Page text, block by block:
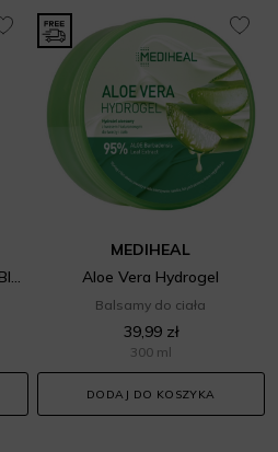
Derma Synergy Wrapping (Blemish)
MEDIHEAL
Aloe Vera Hydrogel
Balsamy do ciała
39,99 zł
300 ml
DODAJ DO KOSZYKA